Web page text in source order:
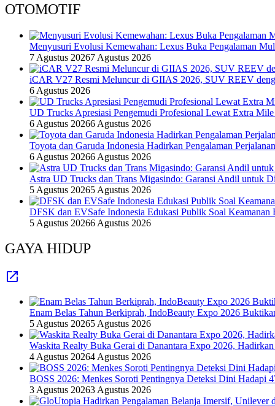
OTOMOTIF
Menyusuri Evolusi Kemewahan: Lexus Buka Pengalaman
7 Agustus 20267 Agustus 2026
iCAR V27 Resmi Meluncur di GIIAS 2026, SUV REEV
6 Agustus 2026
UD Trucks Apresiasi Pengemudi Profesional Lewat Extra
6 Agustus 20266 Agustus 2026
Toyota dan Garuda Indonesia Hadirkan Pengalaman
6 Agustus 20266 Agustus 2026
Astra UD Trucks dan Trans Migasindo: Garansi Andil untuk
5 Agustus 20265 Agustus 2026
DFSK dan EVSafe Indonesia Edukasi Publik Soal
5 Agustus 20266 Agustus 2026
GAYA HIDUP
Enam Belas Tahun Berkiprah, IndoBeauty Expo 2026
5 Agustus 20265 Agustus 2026
Waskita Realty Buka Gerai di Danantara Expo 2026,
4 Agustus 20264 Agustus 2026
BOSS 2026: Menkes Soroti Pentingnya Deteksi Dini Hadapi
3 Agustus 20263 Agustus 2026